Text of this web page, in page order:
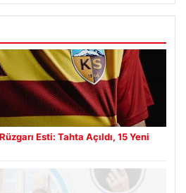
Esti: Tahta Açıldı, 15 Yeni